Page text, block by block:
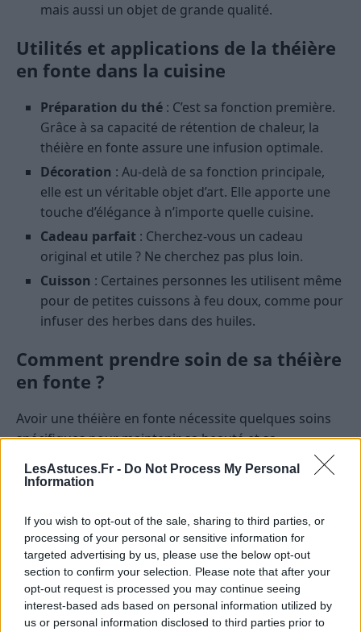
LesAstuces.Fr - Do Not Process My Personal
Information
If you wish to opt-out of the sale, sharing to third parties, or
processing of your personal or sensitive information for
targeted advertising by us, please use the below opt-out
section to confirm your selection. Please note that after your
opt-out request is processed you may continue seeing
interest-based ads based on personal information utilized by
us or personal information disclosed to third parties prior to
mais aussi un objet de grande qualité.
Utilités et applications de la théière
en fonte dans la cuisine
Préparation du thé : C’est sa fonction première.
Grâce à sa capacité de rétention de chaleur, la
théière en fonte assure une infusion optimale.
Décoration : Au-delà de sa fonction principale,
elle est un véritable objet d’art. Elle apporte une
touche d’élégance à n’importe quelle cuisine.
Cadeau parfait : Cherchez-vous un cadeau
original et utile ? Ne cherchez pas plus loin.
Cuisson : Certaines personnes les utilisent même
pour de petites cuissons à feu doux, comme pour
infuser des herbes dans des huiles.
Comment prendre soin de sa théière
en fonte ?
Avoir une théière en fonte nécessite quelques soins
spécifiques pour maintenir sa beauté et sa
simplement à l’eau chaude et séchez-la à l’air
libre.
Pas de savon: Évitez le savon pour ne pas altérer
le goût de vos infusions futures.
Rouille: Si jamais de larouille apparaît, pas de
panique. Elle peut être retirée en frottant